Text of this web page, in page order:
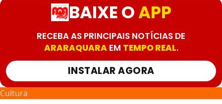
BAIXE OAPP
RECEBA AS PRINCIPAIS NOTÍCIAS DE
ARARAQUARAEM TEMPO REAL.
INSTALAR AGORA
Cultura